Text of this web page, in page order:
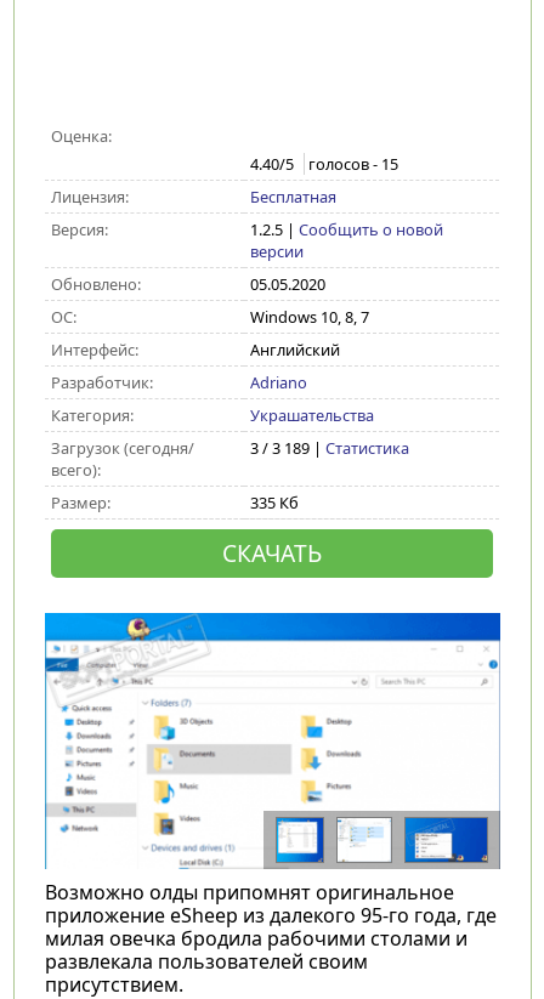
Оценка:
4.40/5 голосов - 15
Лицензия:
Бесплатная
Версия:
1.2.5| Сообщить о новой
версии
Обновлено:
05.05.2020
ОС:
Windows 10, 8, 7
Интерфейс:
Английский
Разработчик:
Adriano
Категория:
Украшательства
Загрузок (сегодня/
всего):
3 / 3 189 | Статистика
Размер: 335 Кб
СКАЧАТЬ
Возможно олды припомнят оригинальное
приложение eSheep из далекого 95-го года, где
милая овечка бродила рабочими столами и
развлекала пользователей своим
присутствием.